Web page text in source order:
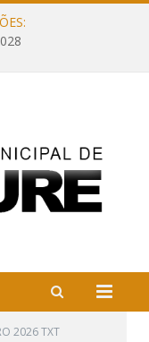
2026 TXT